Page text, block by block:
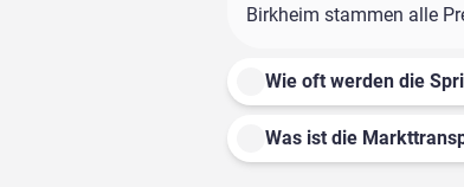
Birkheim stammen alle
Wie oft werden die
Was ist die